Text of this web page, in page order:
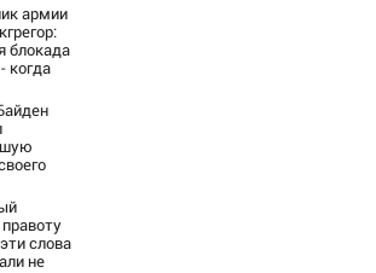
армии
блокада
когда
за
слова
не